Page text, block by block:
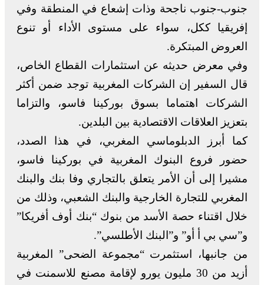
جنوب-جنوب ناجحة وذات إشعاع في المنطقة وفي
إفريقيا ككل، سواء على مستوى الأداء أو تنوع
العروض المبتكرة.
وفي معرض حديثه عن استثمارات القطاع الخاص،
قال السفير إن الشركات المغربية توجد ضمن أكثر
الشركات اهتماما بسوق بوركينا فاسو، والتزاما
بتعزيز العلاقات الاقتصادية بين البلدين.
كما أبرز الدبلوماسي المغربي، في هذا الصدد،
حضور فروع البنوك المغربية في بوركينا فاسو،
مشيرا إلى أن الأمر يتعلق بالتجاري وفا بنك والبنك
المغربي للتجارة الخارجية والبنك الشعبي، وذلك من
خلال اقتناء حصة الأسد من بنوك “بنك أوف أفريكا”
و”سي بي أ أو” و”البنك الأطلسي”.
من جانبها، استثمرت “مجموعة الضحى” المغربية
أزيد من 30 مليون يورو لإقامة مصنع للاسمنت في